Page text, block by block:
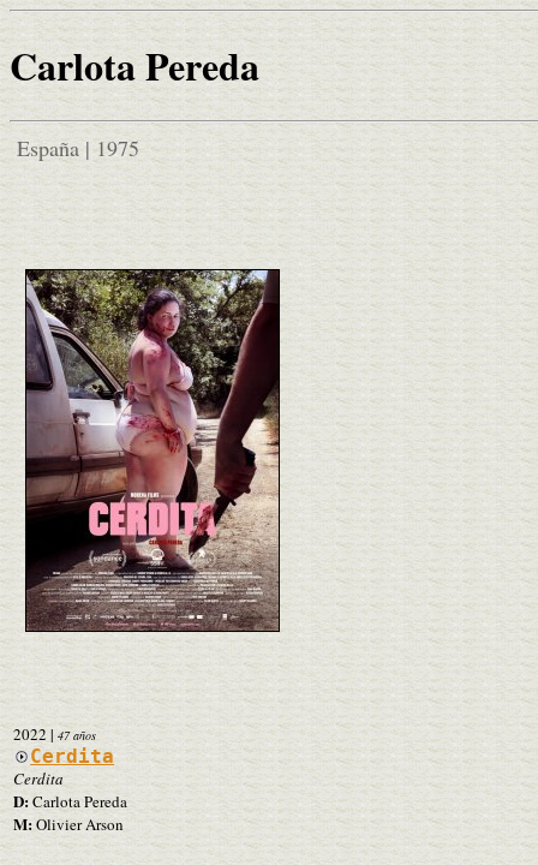
Carlota Pereda
España | 1975
2022 | 47 años
Cerdita
Cerdita
D:Carlota Pereda
M:Olivier Arson